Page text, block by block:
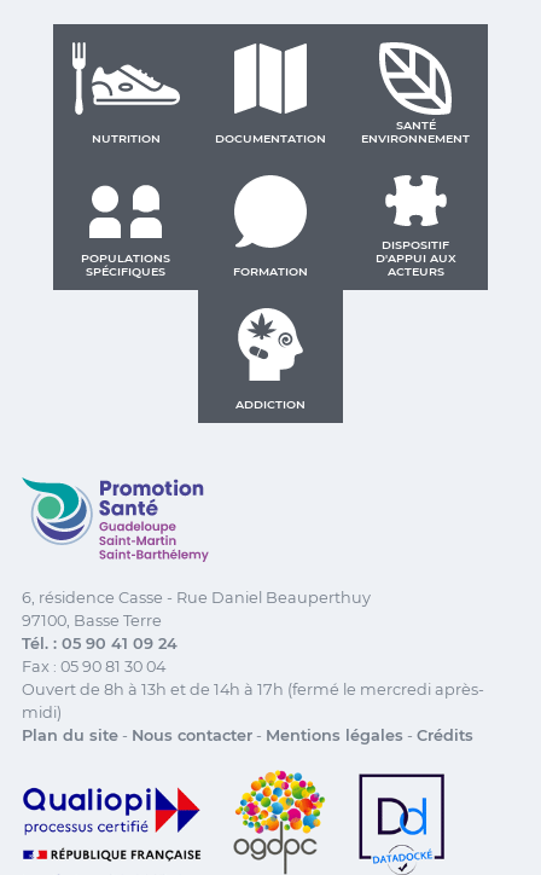
NUTRITION DOCUMENTATION
SANTÉ
ENVIRONNEMENT
POPULATIONS
SPÉCIFIQUES
FORMATION
DISPOSITIF
D'APPUI AUX
ACTEURS
ADDICTION
Promotion Santé Guadeloupe, Saint-Martin, Saint
6, résidence Casse - Rue Daniel Beauperthuy
97100, Basse Terre
Tél. : 05 90 41 09 24
Fax : 05 90 81 30 04
Ouvert de 8h à 13h et de 14h à 17h (fermé le mercredi après-
midi)
Plan du site- Nous contacter- Mentions légales - Crédits